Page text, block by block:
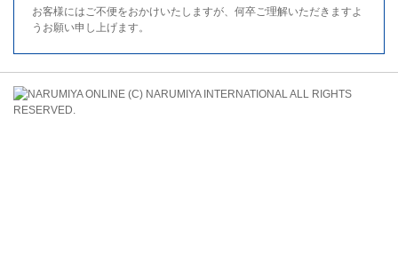
お客様にはご不便をおかけいたしますが、何卒ご理解いただきますよ
うお願い申し上げます。